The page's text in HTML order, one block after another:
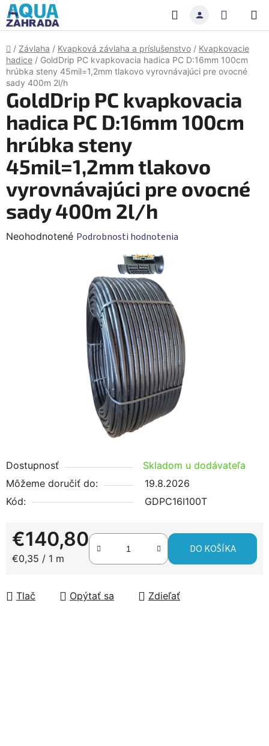
Prejsť
na
obsah
Hľadať
KOŠÍK
Domov
/ Závlaha / Kvapková závlaha a príslušenstvo / Kvapkovacie
hadice / GoldDrip PC kvapkovacia hadica PC D:16mm 100cm
hrúbka steny 45mil=1,2mm tlakovo vyrovnávajúci pre ovocné
sady 400m 2l/h
Dostupnosť
Skladom u dodávateľa
Môžeme doručiť do:
19.8.2026
Kód:
GDPC16I100T
€140,80
Jednotková cena:
€0,35 / 1 m
DO KOŠÍKA
Tlač Opýtať sa Zdieľať
GoldDrip PC kvapkovacia
hadica PC D:16mm 100cm
hrúbka steny
45mil=1,2mm tlakovo
vyrovnávajúci pre ovocné
sady 400m 2l/h
Priemerné
Neohodnotené Podrobnosti hodnotenia